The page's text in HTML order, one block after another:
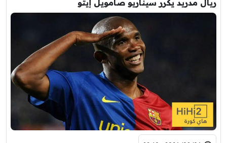
ريال مدريد يكرر سيناريو صامويل إيتو